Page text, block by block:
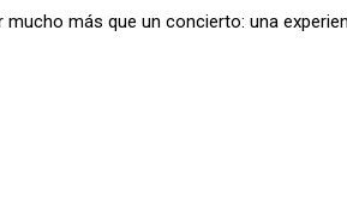
más que un concierto: una